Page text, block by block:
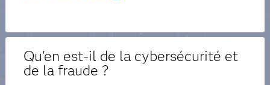
Qu'en est-il de la cybersécurité et
de la fraude ?